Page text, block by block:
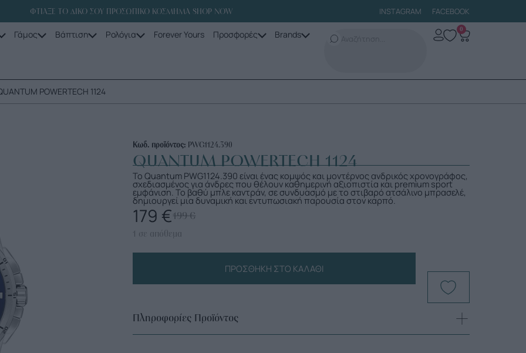
ΦΤΙΑΞΕ ΤΟ ΔΙΚΟ ΣΟΥ ΠΡΟΣΩΠΙΚΟ ΚΟΣΜΗΜΑ SHOP NOW INSTAGRAM FACEBOOK
Γάμος Βάπτιση Ρολόγια Forever Yours Προσφορές Brands 0
POWERTECH 1124
Κωδ. προϊόντος: PWG1124.390
QUANTUM POWERTECH 1124
Το Quantum PWG1124.390 είναι ένας κομψός και μοντέρνος ανδρικός χρονογράφος,
σχεδιασμένος για άνδρες που θέλουν καθημερινή αξιοπιστία και premium sport
εμφάνιση. Το βαθύ μπλε καντράν, σε συνδυασμό με το στιβαρό ατσάλινο μπρασελέ,
δημιουργεί μια δυναμική και εντυπωσιακή παρουσία στον καρπό.
199€
179 €
1 σε απόθεμα
ΠΡΟΣΘΉΚΗ ΣΤΟ ΚΑΛΆΘΙ
Πληροφορίες Προϊόντος